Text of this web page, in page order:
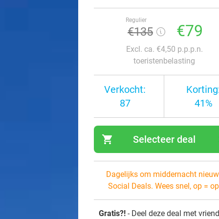
Regulier
€135 €79
Excl. ca. €4,50 p.p.p.n.
toeristenbelasting
Verkocht:
87
41%
shopping_cart Selecteer deal
Dagelijks om middernacht
Social Deals. Wees snel, op =
Gratis?! - Deel deze deal met